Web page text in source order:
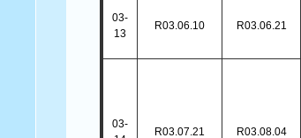
03-
13
R03.06.10 R03.06.21
03-
R03.07.21 R03.08.04